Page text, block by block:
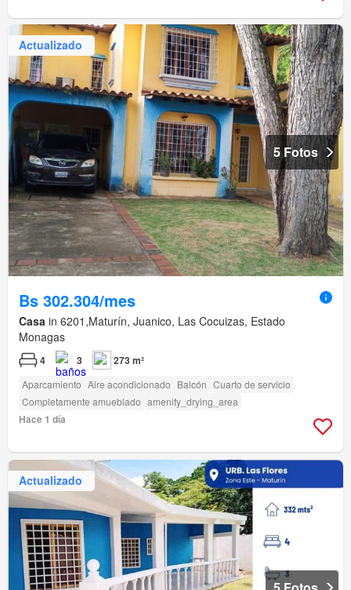
Actualizado
5 Fotos
Bs 302.304/mes
Casa in 6201,Maturín, Juanico, Las Cocuizas, Estado
Monagas
4 3 273 m²
Aparcamiento Aire acondicionado Balcón Cuarto de servicio
Completamente amueblado amenity_drying_area
Hace 1 día
Actualizado